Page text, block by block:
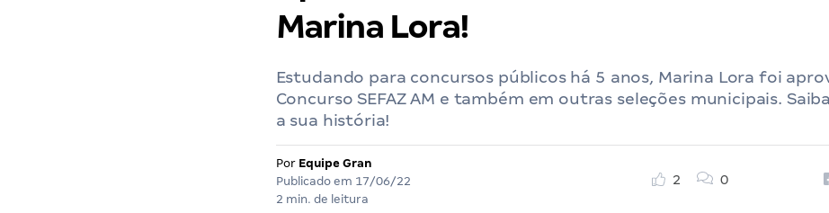
Marina Lora!
Estudando para concursos públicos há 5 anos, Marina Lora foi
Concurso SEFAZ AM e também em outras seleções municipais.
a sua história!
Por Equipe Gran
Publicado em 17/06/22
2 min. de leitura
2 0